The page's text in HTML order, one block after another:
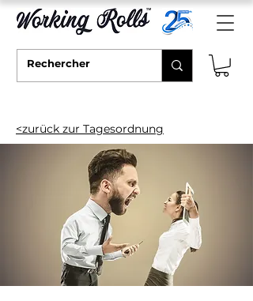
<zurück zur Tagesordnung